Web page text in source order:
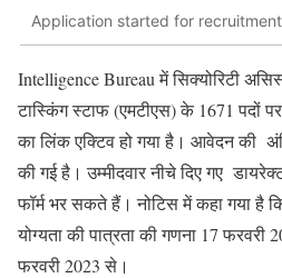
Application started for
Intelligence Bureau में सिक्योरिटी
टास्किंग स्टाफ (एमटीएस) के 1671 पदों
का लिंक एक्टिव हो गया है। आवेदन की
की गई है। उम्मीदवार नीचे दिए गए
फॉर्म भर सकते हैं। नोटिस में कहा गया है
योग्यता की पात्रता की गणना 17 फरवरी
फरवरी 2023 से।